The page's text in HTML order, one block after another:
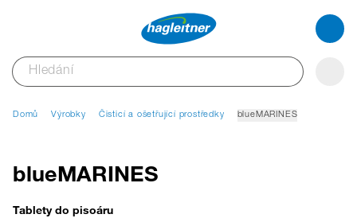
Domů Výrobky Čisticí a ošetřující prostředky blueMARINES
blueMARINES
Tablety do pisoáru